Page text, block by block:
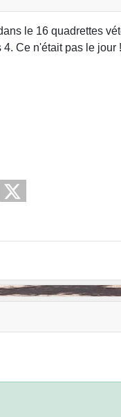
le 16 quadrettes
Ce n'était pas le jour !